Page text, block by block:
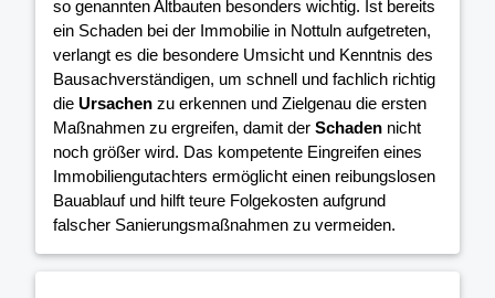
so genannten Altbauten besonders wichtig. Ist bereits
ein Schaden bei der Immobilie in Nottuln aufgetreten,
verlangt es die besondere Umsicht und Kenntnis des
Bausachverständigen, um schnell und fachlich richtig
die Ursachen zu erkennen und Zielgenau die ersten
Maßnahmen zu ergreifen, damit der Schaden nicht
noch größer wird. Das kompetente Eingreifen eines
Immobiliengutachters ermöglicht einen reibungslosen
Bauablauf und hilft teure Folgekosten aufgrund
falscher Sanierungsmaßnahmen zu vermeiden.